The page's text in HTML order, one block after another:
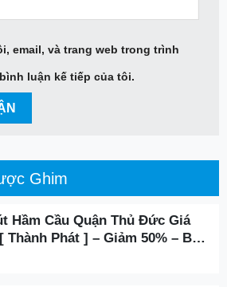
email, và trang web trong trình
luận kế tiếp của tôi.
Ghim
Hầm Cầu Quận Thủ Đức Giá
Thành Phát ] – Giảm 50% – BH